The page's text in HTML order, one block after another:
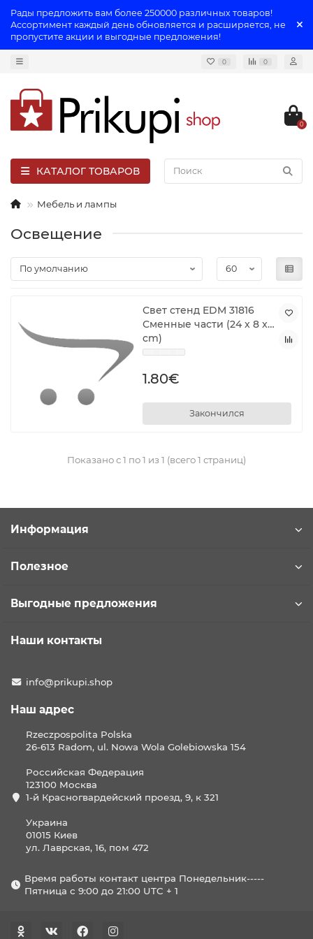
Рады предложить вам более 250000 различных товаров!
Ассортимент каждый день обновляется и расширяется, не
пропустите акции и выгодные предложения!
0 0
0
КАТАЛОГ ТОВАРОВ
Мебель и лампы
Освещение
Свет стенд EDM 31816
Сменные части (24 x 8 x 4
cm)
1.80€
Закончился
Показано с 1 по 1 из 1 (всего 1 страниц)
Информация
Полезное
Выгодные предложения
Наши контакты
info@prikupi.shop
Наш адрес
Rzeczpospolita Polska
26-613 Radom, ul. Nowa Wola Golebiowska 154
Российская Федерация
123100 Москва
1-й Красногвардейский проезд, 9, к 321
Украина
01015 Киев
ул. Лаврская, 16, пом 472
Время работы контакт центра Понедельник-----
Пятница с 9:00 до 21:00 UTC + 1